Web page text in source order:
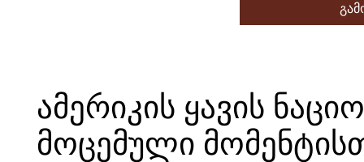
ამერიკის ყავის
მოცემული